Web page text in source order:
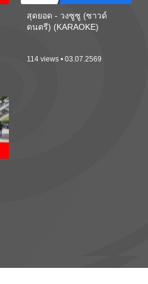
สุดยอด - วงซูซู (ซาวด์
ดนตรี) (KARAOKE)
114 views • 03.07.2569